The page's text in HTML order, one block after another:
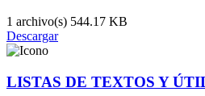
1 archivo(s) 544.17 KB
Descargar
LISTAS DE TEXTOS Y